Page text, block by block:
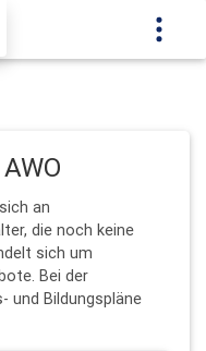
an
die noch keine
sich um
Bei der
und Bildungspläne